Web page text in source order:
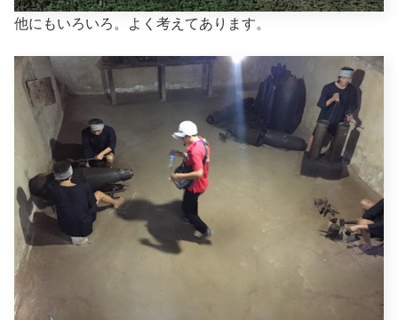
他にもいろいろ。よく考えてあります。